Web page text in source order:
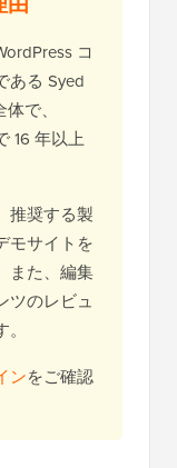
コ
ある Syed
で、
16 年以上
推奨する製
モサイトを
また、編集
ツのレビュ
ンをご確認